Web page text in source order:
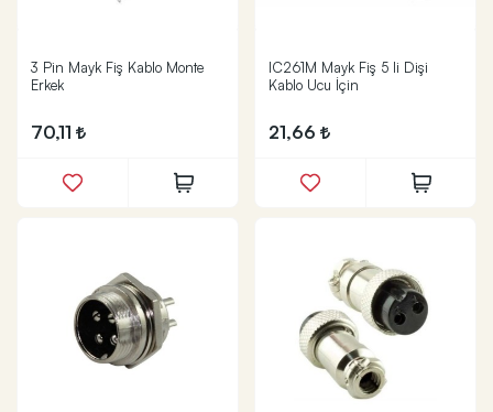
3 Pin Mayk Fiş Kablo Monte
Erkek
70,11
IC261M Mayk Fiş 5 li Dişi
Kablo Ucu İçin
21,66